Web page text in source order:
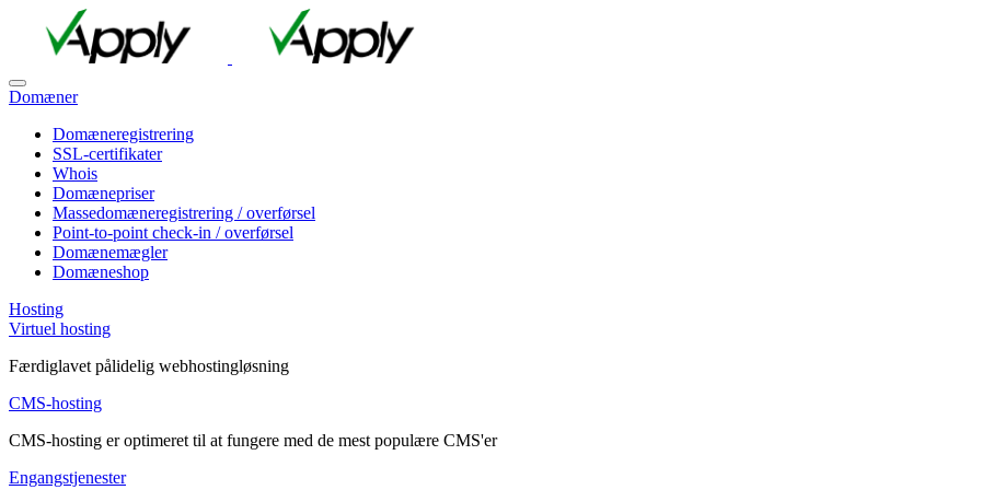
Domæner
Domæneregistrering
SSL-certifikater
Whois
Domænepriser
Massedomæneregistrering / overførsel
Point-to-point check-in / overførsel
Domænemægler
Domæneshop
Hosting
Virtuel hosting
Færdiglavet pålidelig webhostingløsning
CMS-hosting
CMS-hosting er optimeret til at fungere med de mest populære CMS'er
Engangstjenester